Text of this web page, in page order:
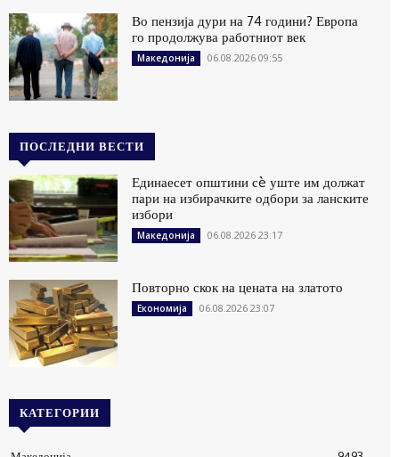
Во пензија дури на 74 години? Европа
го продолжува работниот век
Македонија 06.08.2026 09:55
ПОСЛЕДНИ ВЕСТИ
Единаесет општини сè уште им должат
пари на избирачките одбори за ланските
избори
Македонија 06.08.2026 23:17
Повторно скок на цената на златото
Економија 06.08.2026 23:07
КАТЕГОРИИ